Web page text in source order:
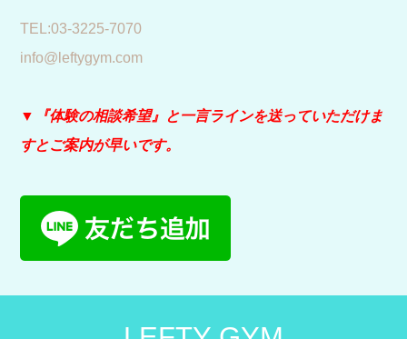
​TEL:03-3225-7070
info@leftygym.com
▼『体験の相談希望』と一言ラインを送っていただけま
すとご案内が早いです。